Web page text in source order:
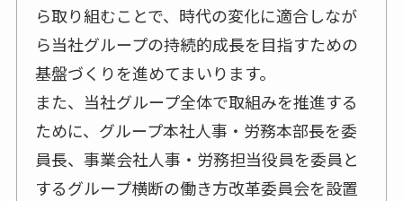
ら取り組むことで、時代の変化に適合しなが
ら当社グループの持続的成長を目指すための
基盤づくりを進めてまいります。
また、当社グループ全体で取組みを推進する
ために、グループ本社人事・労務本部長を委
員長、事業会社人事・労務担当役員を委員と
するグループ横断の働き方改革委員会を設置